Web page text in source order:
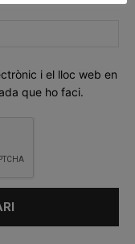
i el lloc web en
que ho faci.